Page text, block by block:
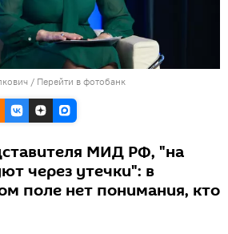
/ Перейти в фотобанк
МИД РФ, "на
через утечки": в
поле нет понимания, кто